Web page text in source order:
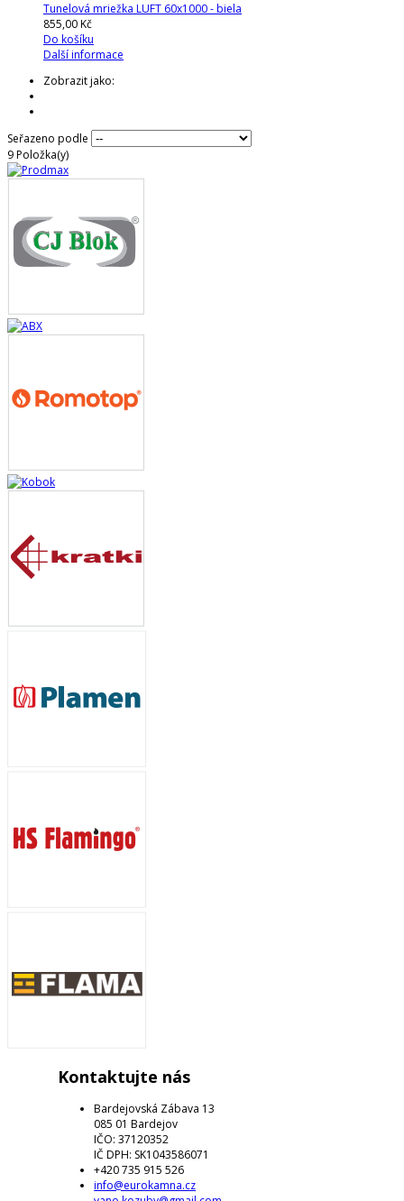
Tunelová mriežka LUFT 60x1000 - biela
855,00 Kč
Do košíku
Další informace
Zobrazit jako:
Seřazeno podle
9Položka(y)
Kontaktujte nás
Bardejovská Zábava 13
085 01 Bardejov
IČO: 37120352
IČ DPH: SK1043586071
+420 735 915 526
info@eurokamna.cz